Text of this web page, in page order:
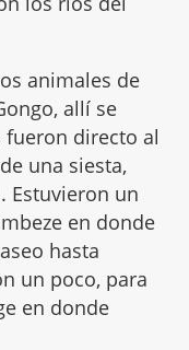
animales de
allí se
directo al
una siesta,
Estuvieron un
en donde
hasta
un poco, para
en donde